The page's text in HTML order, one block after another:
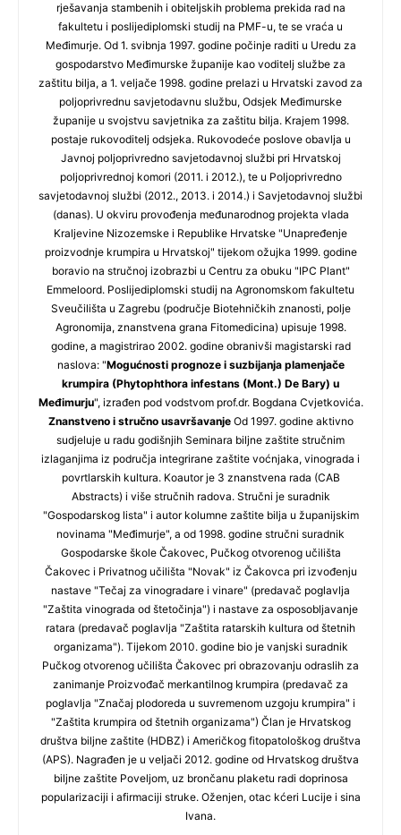
rješavanja stambenih i obiteljskih problema prekida rad na
fakultetu i poslijediplomski studij na PMF-u, te se vraća u
Međimurje. Od 1. svibnja 1997. godine počinje raditi u Uredu za
gospodarstvo Međimurske županije kao voditelj službe za
zaštitu bilja, a 1. veljače 1998. godine prelazi u Hrvatski zavod za
poljoprivrednu savjetodavnu službu, Odsjek Međimurske
županije u svojstvu savjetnika za zaštitu bilja. Krajem 1998.
postaje rukovoditelj odsjeka. Rukovodeće poslove obavlja u
Javnoj poljoprivredno savjetodavnoj službi pri Hrvatskoj
poljoprivrednoj komori (2011. i 2012.), te u Poljoprivredno
savjetodavnoj službi (2012., 2013. i 2014.) i Savjetodavnoj službi
(danas). U okviru provođenja međunarodnog projekta vlada
Kraljevine Nizozemske i Republike Hrvatske "Unapređenje
proizvodnje krumpira u Hrvatskoj" tijekom ožujka 1999. godine
boravio na stručnoj izobrazbi u Centru za obuku "IPC Plant"
Emmeloord. Poslijediplomski studij na Agronomskom fakultetu
Sveučilišta u Zagrebu (područje Biotehničkih znanosti, polje
Agronomija, znanstvena grana Fitomedicina) upisuje 1998.
godine, a magistrirao 2002. godine obranivši magistarski rad
naslova: "Mogućnosti prognoze i suzbijanja plamenjače
krumpira (Phytophthora infestans (Mont.) De Bary) u
Međimurju", izrađen pod vodstvom prof.dr. Bogdana Cvjetkovića.
Znanstveno i stručno usavršavanje Od 1997. godine aktivno
sudjeluje u radu godišnjih Seminara biljne zaštite stručnim
izlaganjima iz područja integrirane zaštite voćnjaka, vinograda i
povrtlarskih kultura. Koautor je 3 znanstvena rada (CAB
Abstracts) i više stručnih radova. Stručni je suradnik
"Gospodarskog lista" i autor kolumne zaštite bilja u županijskim
novinama "Međimurje", a od 1998. godine stručni suradnik
Gospodarske škole Čakovec, Pučkog otvorenog učilišta
Čakovec i Privatnog učilišta "Novak" iz Čakovca pri izvođenju
nastave "Tečaj za vinogradare i vinare" (predavač poglavlja
"Zaštita vinograda od štetočinja") i nastave za osposobljavanje
ratara (predavač poglavlja "Zaštita ratarskih kultura od štetnih
organizama"). Tijekom 2010. godine bio je vanjski suradnik
Pučkog otvorenog učilišta Čakovec pri obrazovanju odraslih za
zanimanje Proizvođač merkantilnog krumpira (predavač za
poglavlja "Značaj plodoreda u suvremenom uzgoju krumpira" i
"Zaštita krumpira od štetnih organizama") Član je Hrvatskog
društva biljne zaštite (HDBZ) i Američkog fitopatološkog društva
(APS). Nagrađen je u veljači 2012. godine od Hrvatskog društva
biljne zaštite Poveljom, uz brončanu plaketu radi doprinosa
popularizaciji i afirmaciji struke. Oženjen, otac kćeri Lucije i sina
Ivana.